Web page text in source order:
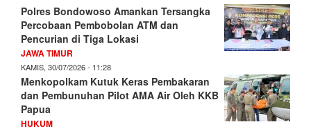
Polres Bondowoso Amankan Tersangka
Percobaan Pembobolan ATM dan
Pencurian di Tiga Lokasi
JAWA TIMUR
KAMIS, 30/07/2026 - 11:28
Menkopolkam Kutuk Keras Pembakaran
dan Pembunuhan Pilot AMA Air Oleh KKB
Papua
HUKUM